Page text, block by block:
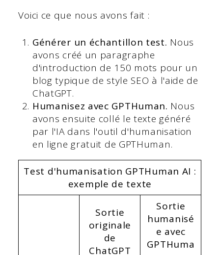
Voici ce que nous avons fait :
Générer un échantillon test. Nous
avons créé un paragraphe
d'introduction de 150 mots pour un
blog typique de style SEO à l'aide de
ChatGPT.
Humanisez avec GPTHuman. Nous
avons ensuite collé le texte généré
par l'IA dans l'outil d'humanisation
en ligne gratuit de GPTHuman.
Test d'humanisation GPTHuman AI :
exemple de texte
Sortie
originale
de
ChatGPT
Sortie
humanisé
e avec
GPTHuma